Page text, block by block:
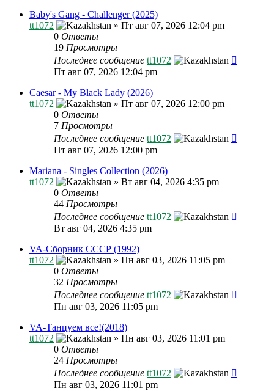
Baby's Gang - Challenger (2025)
tt1072
» Пт авг 07, 2026 12:04 pm
0 Ответы
19 Просмотры
Последнее сообщение tt1072
Пт авг 07, 2026 12:04 pm
Caesar - My Black Lady (2026)
tt1072
» Пт авг 07, 2026 12:00 pm
0 Ответы
7 Просмотры
Последнее сообщение tt1072
Пт авг 07, 2026 12:00 pm
Mariana - Singles Collection (2026)
tt1072
» Вт авг 04, 2026 4:35 pm
0 Ответы
44 Просмотры
Последнее сообщение tt1072
Вт авг 04, 2026 4:35 pm
VA-Сборник СССР (1992)
tt1072
» Пн авг 03, 2026 11:05 pm
0 Ответы
32 Просмотры
Последнее сообщение tt1072
Пн авг 03, 2026 11:05 pm
VA-Танцуем все!(2018)
tt1072
» Пн авг 03, 2026 11:01 pm
0 Ответы
24 Просмотры
Последнее сообщение tt1072
Пн авг 03, 2026 11:01 pm